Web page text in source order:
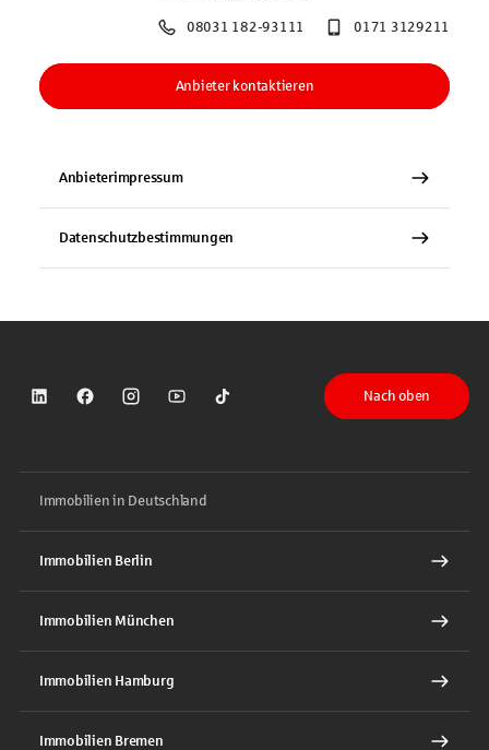
08031 182-93111 0171 3129211
Anbieter kontaktieren
Anbieterimpressum
Datenschutzbestimmungen
Sparkasse auf LinkedIn
Sparkasse auf Facebook
Sparkasse auf Instagram
Sparkasse auf YouTube
Sparkasse auf TikTok
Nach oben
Immobilien in Deutschland
Immobilien Berlin
Immobilien München
Immobilien Hamburg
Immobilien Bremen